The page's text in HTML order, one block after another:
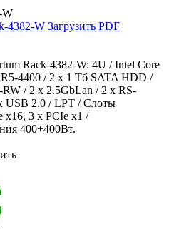
W
4382-W Загрузить PDF
Rack-4382-W: 4U / Intel Core
4400 / 2 x 1 Тб SATA HDD /
/ 2 x 2.5GbLan / 2 x RS-
USB 2.0 / LPT / Слоты
x16, 3 x PCIe x1 /
400+400Вт.